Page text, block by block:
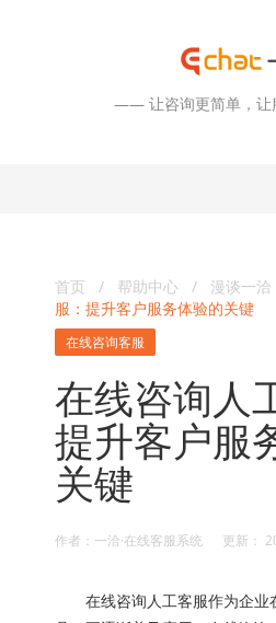
—— 让咨询更简单，
首页 / 帮助中心 / 漫谈一洽
服：提升客户服务体验的关键
在线咨询客服
在线咨询人
提升客户服
关键
作者：一洽·在线客服系统 更新：
在线咨询人工客服作为企业